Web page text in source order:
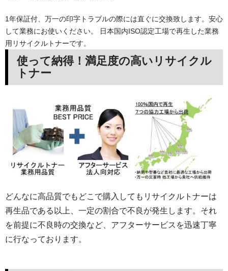
1年保証付、万一の印字トラブルの際には直ぐに交換致します。安心
して業務にお使いください。 日本国内ISO認定工場で再生した業務
用リサイクルトナーです。
使って納得！満足度の高いリサイクル
トナー
どんなに高品質でもどこで購入してもリサイクルトナーは
再生品である以上、一定の割合で不良が発生します。それ
を前提に不良時の交換など、アフターサービスを迅速丁寧
に行なっております。